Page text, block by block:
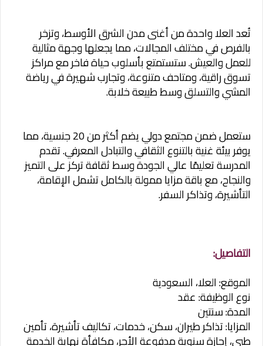
تُعد العلا واحدة من أغنى مدن الشرق الأوسط، وتزخر
بالفرص في مختلف المجالات، مما يجعلها وجهة مثالية
للعمل والعيش. ستستمتع بأسلوب حياة فاخر مع مراكز
تسوق راقية، ومتاحف متنوعة، وتجارب شهيرة في رياضة
المشي والتسلق وسط طبيعة خلابة.
ستعمل ضمن مجتمع دولي يضم أكثر من 20 جنسية، مما
يوفر بيئة غنية بالتنوع الثقافي والتبادل المعرفي. تقدم
المدرسة تعليمًا عالي الجودة وسط ثقافة تركز على التميز
والنجاح، مع باقة مزايا ممولة بالكامل تشمل الإقامة،
التأشيرة، وتذاكر السفر.
التفاصيل:
الموقع: العلا، السعودية
نوع الوظيفة: عقد
المدة: سنتين
المزايا: تذاكر طيران، سكن، خدمات، تكاليف تأشيرة، تأمين
طبي، إجازة سنوية مدفوعة الأجر، مكافأة نهاية الخدمة